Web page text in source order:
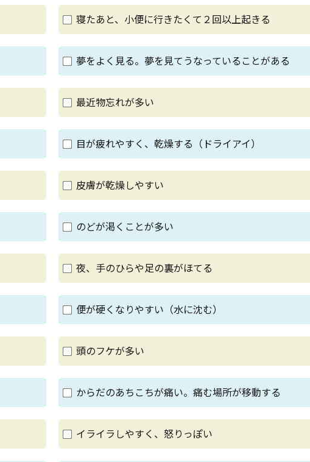
寝たあと、小便に行きたくて２回以上起きる
夢をよく見る。夢を見てうなっていることがある
最近物忘れが多い
目が疲れやすく、乾燥する（ドライアイ）
皮膚が乾燥しやすい
のどが渇くことが多い
夜、手のひらや足の裏がほてる
便が硬くなりやすい（水に沈む）
頭のフケが多い
からだのあちこちが痛い。痛む場所が移動する
イライラしやすく、怒りっぽい